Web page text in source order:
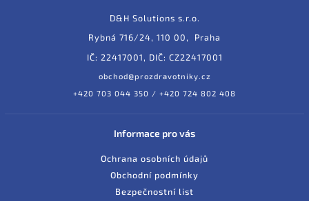
D&H Solutions s.r.o.
Rybná 716/24, 110 00, Praha
IČ: 22417001, DIČ: CZ22417001
obchod@prozdravotniky.cz
+420 703 044 350 / +420 724 802 408
Informace pro vás
Ochrana osobních údajů
Obchodní podmínky
Bezpečnostní list